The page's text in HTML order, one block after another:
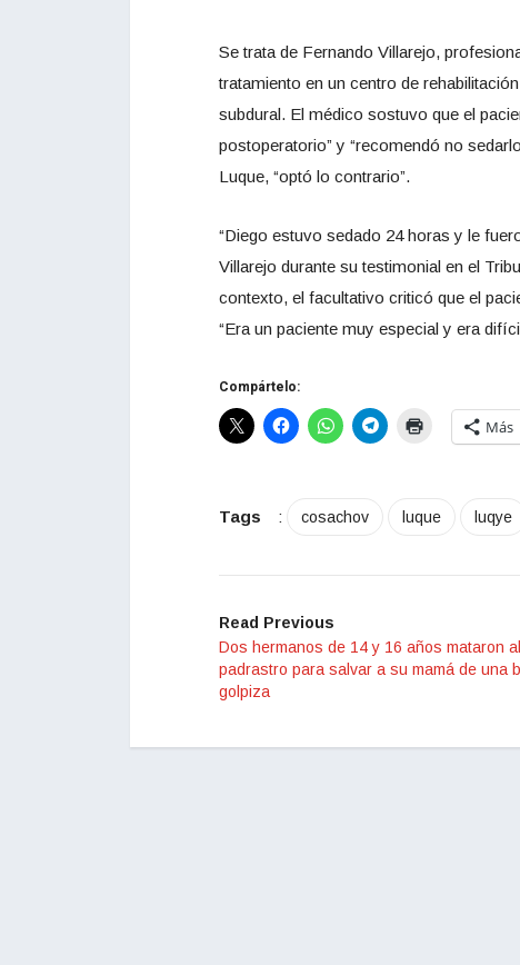
Se trata de Fernando Villarejo,
tratamiento en un centro de
subdural. El médico sostuvo que el
postoperatorio” y “recomendó no
Luque, “optó lo contrario”.
“Diego estuvo sedado 24 horas y le
Villarejo durante su testimonial en el
contexto, el facultativo criticó que el
“Era un paciente muy especial y era
Compártelo:
Más
Tags : cosachov luque luqye
Read Previous
Dos hermanos de 14 y 16 años mataron al
padrastro para salvar a su mamá de una
golpiza